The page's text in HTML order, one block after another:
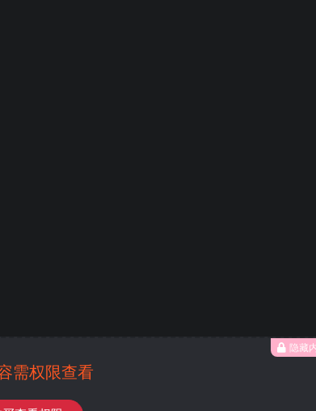
隐藏
需权限查看